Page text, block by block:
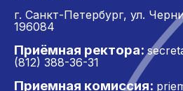
г. Санкт-Петербург, ул.
196084
Приёмная ректора:
(812) 388-36-31
Приемная комиссия: